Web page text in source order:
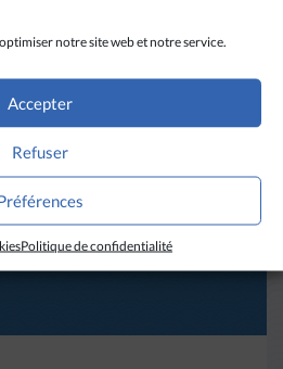
notre site web et notre service.
Accepter
Refuser
Politique de confidentialité
aux MEP